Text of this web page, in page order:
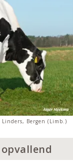
Bergen (Limb.)